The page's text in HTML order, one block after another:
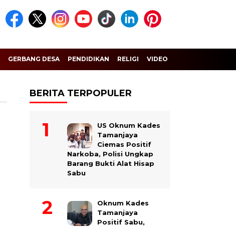
GERBANG DESA PENDIDIKAN RELIGI VIDEO
BERITA TERPOPULER
US Oknum Kades
Tamanjaya
Ciemas Positif
Narkoba, Polisi Ungkap
Barang Bukti Alat Hisap
Sabu
Oknum Kades
Tamanjaya
Positif Sabu,